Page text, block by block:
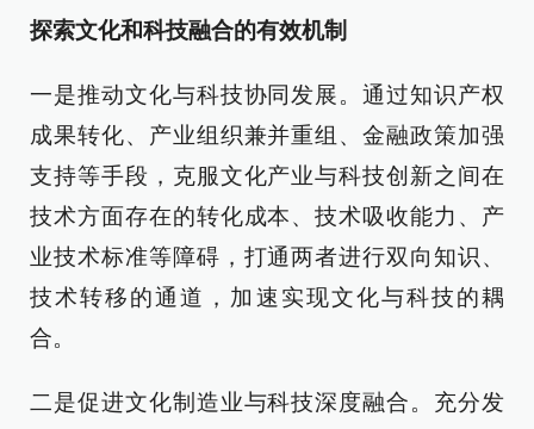
探索文化和科技融合的有效机制
一是推动文化与科技协同发展。通过知识产权
成果转化、产业组织兼并重组、金融政策加强
支持等手段，克服文化产业与科技创新之间在
技术方面存在的转化成本、技术吸收能力、产
业技术标准等障碍，打通两者进行双向知识、
技术转移的通道，加速实现文化与科技的耦
合。
二是促进文化制造业与科技深度融合。充分发